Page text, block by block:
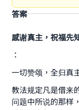
答案
感谢真主，祝福先
：
一切赞颂，全归真
教法规定凡是借来
问题中所说的那样